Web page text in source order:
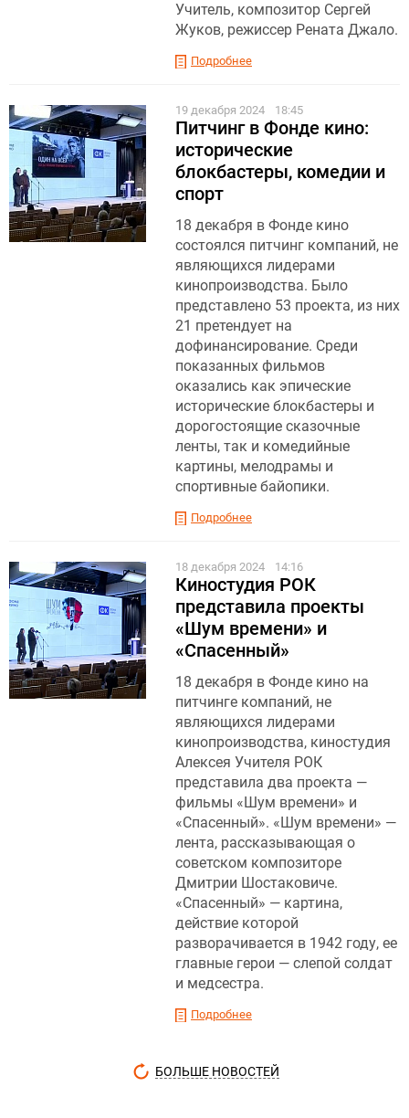
Учитель, композитор Сергей
Жуков, режиссер Рената Джало.
Подробнее
19 декабря 2024 18:45
Питчинг в Фонде кино:
исторические
блокбастеры, комедии и
спорт
18 декабря в Фонде кино
состоялся питчинг компаний, не
являющихся лидерами
кинопроизводства. Было
представлено 53 проекта, из них
21 претендует на
дофинансирование. Среди
показанных фильмов
оказались как эпические
исторические блокбастеры и
дорогостоящие сказочные
ленты, так и комедийные
картины, мелодрамы и
спортивные байопики.
Подробнее
18 декабря 2024 14:16
Киностудия РОК
представила проекты
«Шум времени» и
«Спасенный»
18 декабря в Фонде кино на
питчинге компаний, не
являющихся лидерами
кинопроизводства, киностудия
Алексея Учителя РОК
представила два проекта —
фильмы «Шум времени» и
«Спасенный». «Шум времени» —
лента, рассказывающая о
советском композиторе
Дмитрии Шостаковиче.
«Спасенный» — картина,
действие которой
разворачивается в 1942 году, ее
главные герои — слепой солдат
и медсестра.
Подробнее
БОЛЬШЕ НОВОСТЕЙ